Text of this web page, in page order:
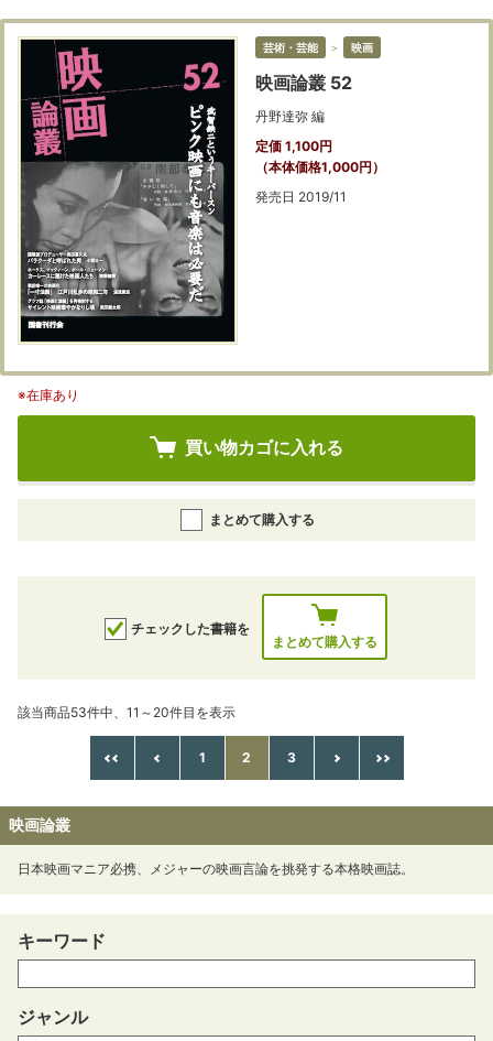
芸術・芸能 ＞ 映画
映画論叢 52
丹野達弥 編
定価 1,100円
（本体価格1,000円）
発売日 2019/11
※在庫あり
買い物カゴに入れる
まとめて購入する
チェックした書籍を
まとめて購入する
該当商品53件中、11～20件目を表示
1 2 3
映画論叢
日本映画マニア必携、メジャーの映画言論を挑発する本格映画誌。
キーワード
ジャンル